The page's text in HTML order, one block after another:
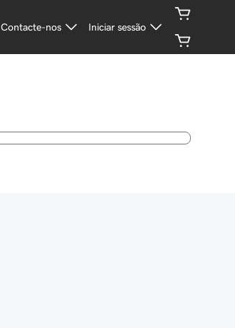
Contacte-nos Iniciar sessão